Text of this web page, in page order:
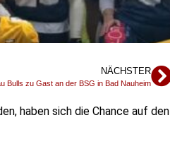
NÄCHSTER
Bulls zu Gast an der BSG in Bad Nauheim
haben sich die Chance auf den